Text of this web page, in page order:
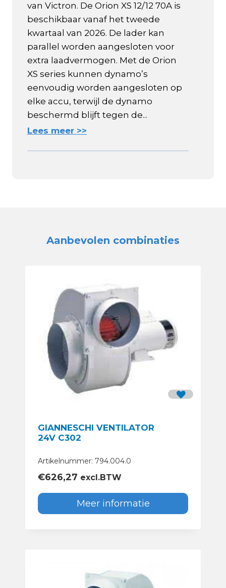
van Victron. De Orion XS 12/12 70A is
beschikbaar vanaf het tweede
kwartaal van 2026. De lader kan
parallel worden aangesloten voor
extra laadvermogen. Met de Orion
XS series kunnen dynamo’s
eenvoudig worden aangesloten op
elke accu, terwijl de dynamo
beschermd blijft tegen de...
Lees meer >>
Aanbevolen combinaties
GIANNESCHI VENTILATOR
24V C302
Artikelnummer: 794.004.0
€626,27 excl.BTW
Meer informatie